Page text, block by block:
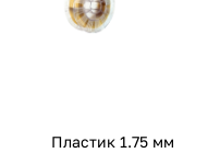
Пластик 1.75 мм